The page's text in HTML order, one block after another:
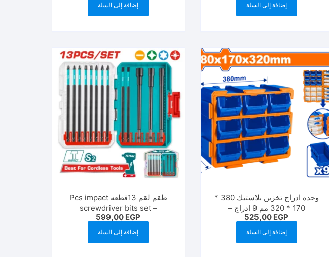
إضافة إلى السلة إضافة إلى السلة
وحده ادراج تخزين بلاستيك 380 *
170 * 320 مم 9 ادراج –
WTB8330 WADFOW
525,00 EGP
إضافة إلى السلة
طقم لقم 13قطعه Pcs impact
screwdriver bits set –
TACSDL01306
599,00 EGP
إضافة إلى السلة